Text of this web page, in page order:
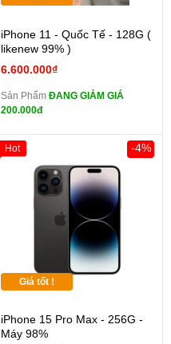
iPhone 11 - Quốc Tế - 128G (
likenew 99% )
6.600.000₫
Sản Phẩm ĐANG GIẢM GIÁ
200.000đ
Giá tốt !
iPhone 15 Pro Max - 256G -
Máy 98%
-4%
Hot